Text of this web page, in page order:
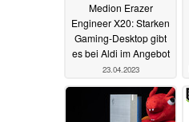
Medion Erazer
Engineer X20: Starken
Gaming-Desktop gibt
es bei Aldi im Angebot
23.04.2023